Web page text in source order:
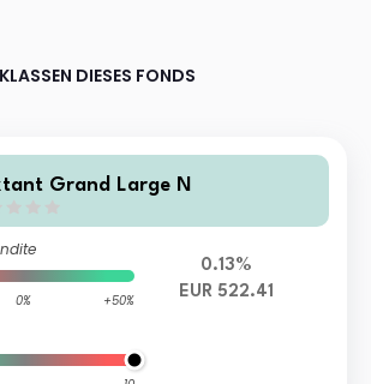
DIESES FONDS
Grand Large N
0% +50%
0.13%
EUR 522.41